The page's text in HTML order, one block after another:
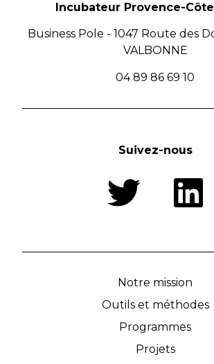
Incubateur Provence-
Business Pole - 1047 Route des
VALBONNE
04 89 86 69 10
Suivez-nous
Notre mission
Outils et méthodes
Programmes
Projets